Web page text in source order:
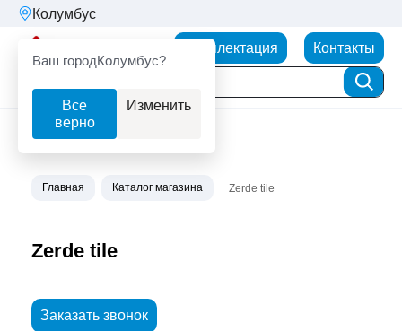
Колумбус
Ваш городКолумбус?
Все
верно
Изменить
Комплектация Контакты
Главная Каталог магазина Zerde tile
Zerde tile
Заказать звонок